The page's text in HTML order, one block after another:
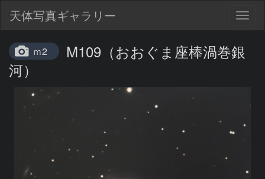
天体写真ギャラリー
ｍ2
M109（おおぐま座棒渦巻銀
河）